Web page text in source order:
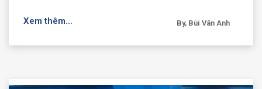
Xem thêm... By, Bùi Vân Anh